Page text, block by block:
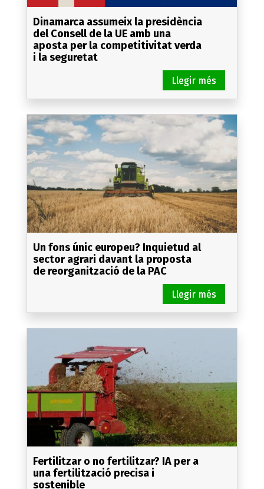
Dinamarca assumeix la presidència
del Consell de la UE amb una
aposta per la competitivitat verda
i la seguretat
Un fons únic europeu? Inquietud al
sector agrari davant la proposta
de reorganització de la PAC
Fertilitzar o no fertilitzar? IA per a
una fertilització precisa i
sostenible